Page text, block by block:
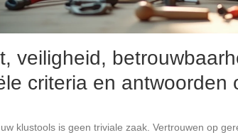
veiligheid,
criteria en antwoorden
klustools is geen triviale zaak. Vertrouwen op